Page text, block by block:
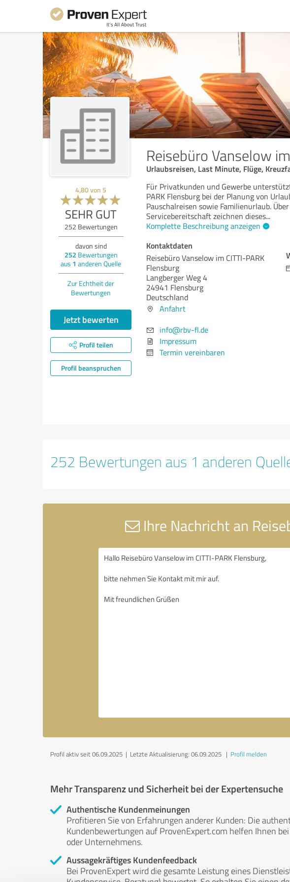
Reisebüro Vanselow
Urlaubsreisen, Last Minute, Flüge,
4,80von 5
SEHR GUT
252 Bewertungen
davon sind
252 Bewertungen
aus 1 anderen Quelle
Zur Echtheit der
Bewertungen
Jetzt bewerten
Profil teilen
Profil beanspruchen
Für Privatkunden und Gewerbe
PARK Flensburg bei der Planung von
Pauschalreisen sowie Familienurlaub.
Servicebereitschaft zeichnen dieses...
Komplette Beschreibung anzeigen
Kontaktdaten
Reisebüro Vanselow im CITTI-PARK
Flensburg
Langberger Weg 4
24941 Flensburg
Deutschland
Anfahrt
info@rbv-fl.de
Impressum
Termin vereinbaren
252 Bewertungen aus 1 anderen
Ihre Nachricht an
Profil aktiv seit 06.09.2025 | Letzte Aktualisierung: 06.09.2025 | Profil melden
Mehr Transparenz und Sicherheit bei der Expertensuche
Authentische Kundenmeinungen
Profitieren Sie von Erfahrungen anderer Kunden: Die
Kundenbewertungen auf ProvenExpert.com helfen Ihnen
oder Unternehmens.
Aussagekräftiges Kundenfeedback
Bei ProvenExpert wird die gesamte Leistung eines